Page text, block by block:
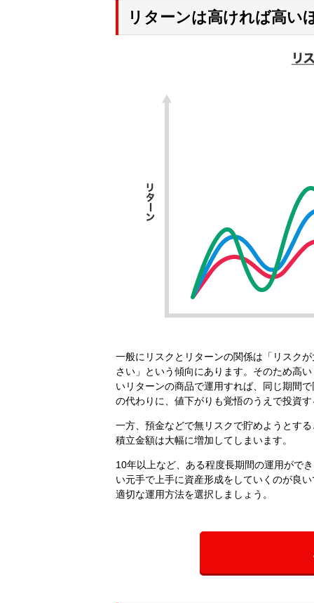
リターンは高ければ高い
一般にリスクとリターンの関係は「リスク
さい」という傾向にあります。そのため高
いリターンの商品で運用すれば、同じ期間
の代わりに、値下がりも覚悟のうえで投資
一方、預金などで無リスクで貯めようとす
積立金額は大幅に増加してしまいます。
10年以上など、ある程度長期間の運用がで
い元手で上手に資産形成をしていくのが良
適切な運用方法を選択しましょう。